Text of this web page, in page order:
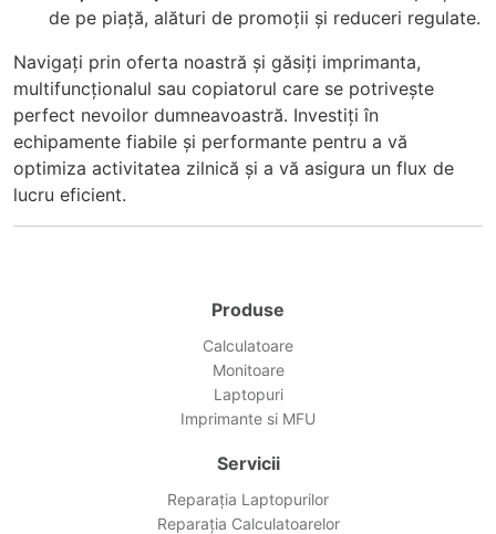
de pe piață, alături de promoții și reduceri regulate.
Navigați prin oferta noastră și găsiți imprimanta,
multifuncționalul sau copiatorul care se potrivește
perfect nevoilor dumneavoastră. Investiți în
echipamente fiabile și performante pentru a vă
optimiza activitatea zilnică și a vă asigura un flux de
lucru eficient.
Produse
Calculatoare
Monitoare
Laptopuri
Imprimante si MFU
Servicii
Reparația Laptopurilor
Reparația Calculatoarelor